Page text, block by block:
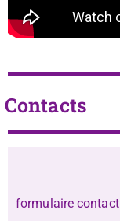
Contacts
formulaire contact